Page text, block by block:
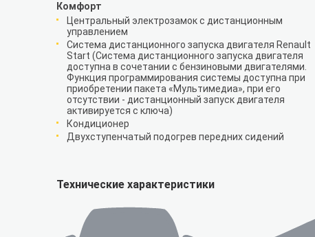
Комфорт
Центральный электрозамок с дистанционным
управлением
Система дистанционного запуска двигателя Renault
Start (Система дистанционного запуска двигателя
доступна в сочетании с бензиновыми двигателями.
Функция программирования системы доступна при
приобретении пакета «Мультимедиа», при его
отсутствии - дистанционный запуск двигателя
активируется с ключа)
Кондиционер
Двухступенчатый подогрев передних сидений
Технические характеристики